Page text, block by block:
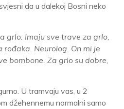
da u dalekoj Bosni neko
grlo. Imaju sve trave za grlo,
rođaka. Neurolog. On mi je
bombone. Za grlo su dobre,
U tramvaju vas, u 2
džehennemu normalni samo